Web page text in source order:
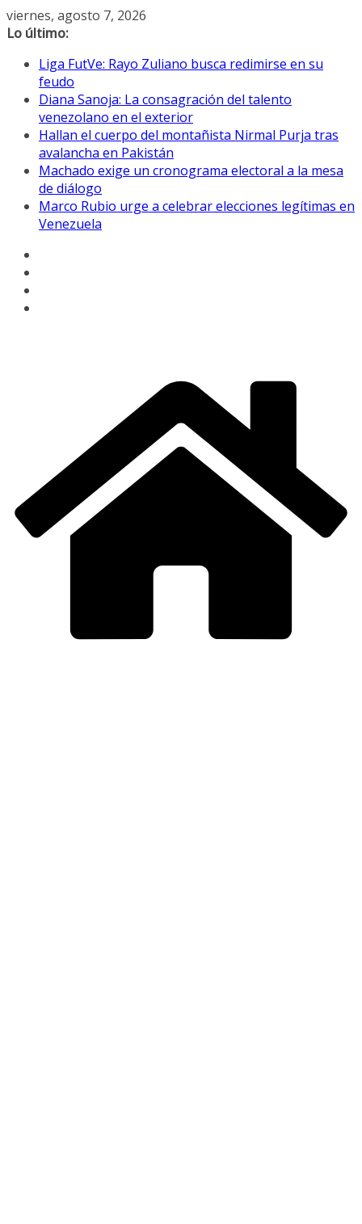
Saltar
al
viernes, agosto 7, 2026
Lo último:
Liga FutVe: Rayo Zuliano busca redimirse en su
feudo
Diana Sanoja: La consagración del talento
venezolano en el exterior
Hallan el cuerpo del montañista Nirmal Purja tras
avalancha en Pakistán
Machado exige un cronograma electoral a la mesa
de diálogo
Marco Rubio urge a celebrar elecciones legítimas en
Venezuela